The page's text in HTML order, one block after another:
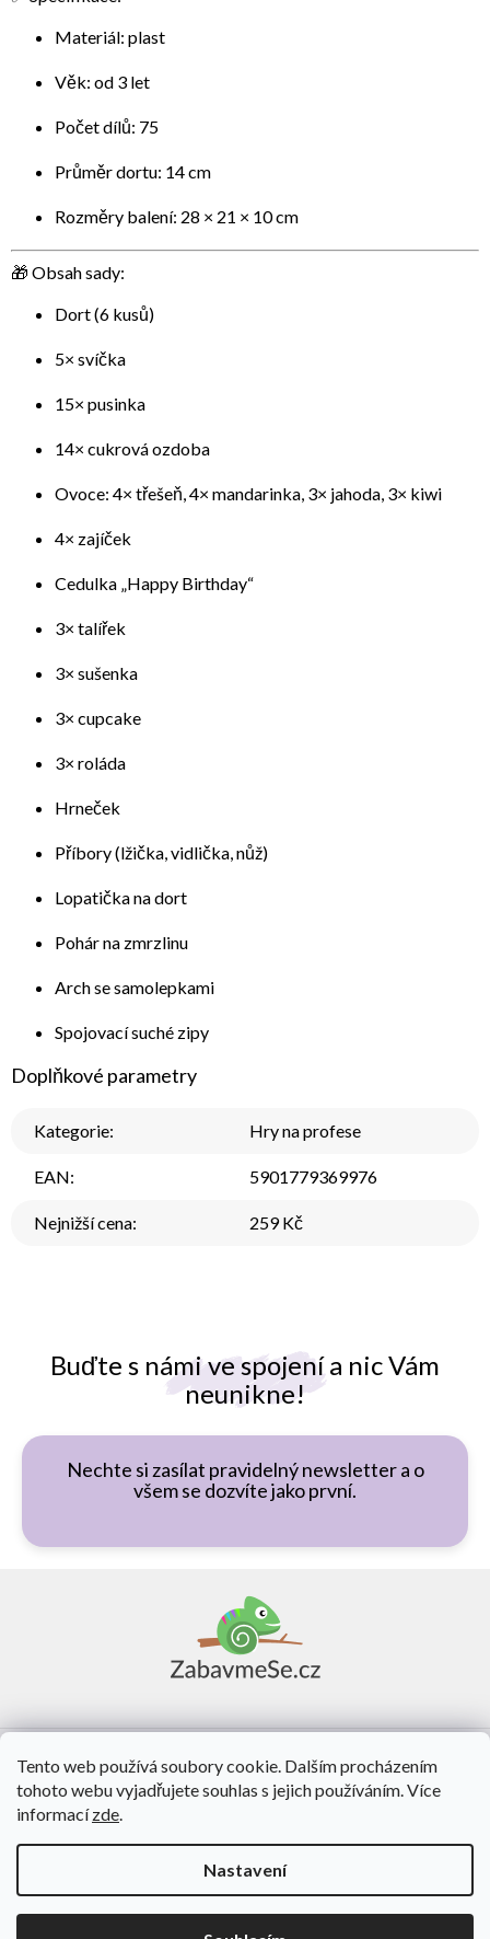
Tento web používá soubory cookie. Dalším procházením
tohoto webu vyjadřujete souhlas s jejich používáním. Více
informacízde.
Nastavení
Buďte s námi ve spojení a nic Vám
neunikne!
Nechte si zasílat pravidelný newsletter a o
všem se dozvíte jako první.
Materiál: plast
Věk: od 3 let
Počet dílů: 75
Průměr dortu: 14 cm
Rozměry balení: 28 × 21 × 10 cm
🎁 Obsah sady:
Dort (6 kusů)
5× svíčka
15× pusinka
14× cukrová ozdoba
Ovoce: 4× třešeň, 4× mandarinka, 3× jahoda, 3× kiwi
4× zajíček
Cedulka „Happy Birthday“
3× talířek
3× sušenka
3× cupcake
3× roláda
Hrneček
Příbory (lžička, vidlička, nůž)
Lopatička na dort
Pohár na zmrzlinu
Arch se samolepkami
Spojovací suché zipy
Doplňkové parametry
Kategorie: Hry na profese
EAN: 5901779369976
Nejnižší cena: 259 Kč
O nás
Vytvořil Shoptet